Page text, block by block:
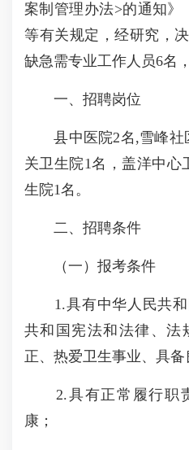
案制管理办法>的通知》
等有关规定，经研究，
缺急需专业工作人员6名
一、招聘岗位
县中医院2名,雪峰社
关卫生院1名，盖洋中心
生院1名。
二、招聘条件
（一）报考条件
1.具有中华人民共和
共和国宪法和法律、法
正、热爱卫生事业、具备
2.具有正常履行职
康；